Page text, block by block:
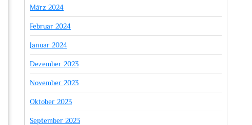
März 2024
Februar 2024
Januar 2024
Dezember 2023
November 2023
Oktober 2023
September 2023